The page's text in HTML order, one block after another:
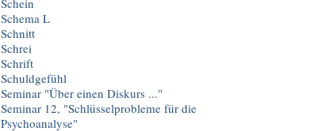
Schein
Schema L
Schnitt
Schrei
Schrift
Schuldgefühl
Seminar "Über einen Diskurs ..."
Seminar 12, "Schlüsselprobleme für die
Psychoanalyse"